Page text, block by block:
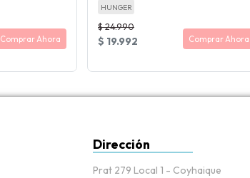
Comprar Ahora
HUNGER
$ 24.990
$ 19.992 Comprar Ahora
Dirección
Prat 279 Local 1 - Coyhaique